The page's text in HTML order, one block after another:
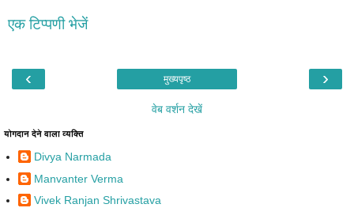
एक टिप्पणी भेजें
‹ ›
मुख्यपृष्ठ
वेब वर्शन देखें
योगदान देने वाला व्यक्ति
Divya Narmada
Manvanter Verma
Vivek Ranjan Shrivastava